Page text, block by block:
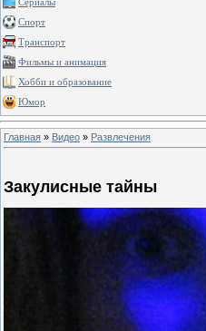
Сериалы
Спорт
Транспорт
Фильмы и анимация
Хобби и образование
Юмор
Главная » Видео » Развлечения
Закулисные тайны